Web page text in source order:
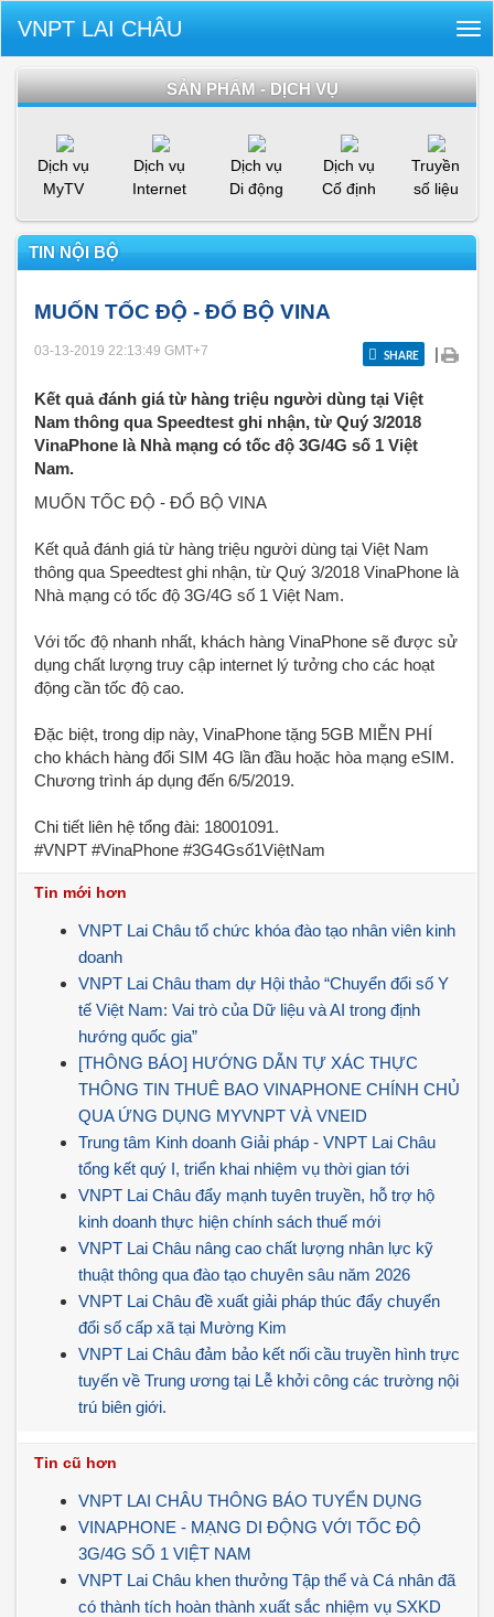
VNPT LAI CHÂU
SẢN PHẨM - DỊCH VỤ
Dịch vụ
MyTV
Dịch vụ
Internet
Dịch vụ
Di động
Dịch vụ
Cố định
Truyền
số liệu
TIN NỘI BỘ
MUỐN TỐC ĐỘ - ĐỔ BỘ VINA
03-13-2019 22:13:49 GMT+7 SHARE |
Kết quả đánh giá từ hàng triệu người dùng tại Việt
Nam thông qua Speedtest ghi nhận, từ Quý 3/2018
VinaPhone là Nhà mạng có tốc độ 3G/4G số 1 Việt
Nam.
MUỐN TỐC ĐỘ - ĐỔ BỘ VINA
Kết quả đánh giá từ hàng triệu người dùng tại Việt Nam
thông qua Speedtest ghi nhận, từ Quý 3/2018 VinaPhone là
Nhà mạng có tốc độ 3G/4G số 1 Việt Nam.
Với tốc độ nhanh nhất, khách hàng VinaPhone sẽ được sử
dụng chất lượng truy cập internet lý tưởng cho các hoạt
động cần tốc độ cao.
Đặc biệt, trong dịp này, VinaPhone tặng 5GB MIỄN PHÍ
cho khách hàng đổi SIM 4G lần đầu hoặc hòa mạng eSIM.
Chương trình áp dụng đến 6/5/2019.
Chi tiết liên hệ tổng đài: 18001091.
#VNPT #VinaPhone #3G4Gsố1ViệtNam
Tin mới hơn
VNPT Lai Châu tổ chức khóa đào tạo nhân viên kinh
doanh
VNPT Lai Châu tham dự Hội thảo “Chuyển đổi số Y
tế Việt Nam: Vai trò của Dữ liệu và AI trong định
hướng quốc gia”
[THÔNG BÁO] HƯỚNG DẪN TỰ XÁC THỰC
THÔNG TIN THUÊ BAO VINAPHONE CHÍNH CHỦ
QUA ỨNG DỤNG MYVNPT VÀ VNEID
Trung tâm Kinh doanh Giải pháp - VNPT Lai Châu
tổng kết quý I, triển khai nhiệm vụ thời gian tới
VNPT Lai Châu đẩy mạnh tuyên truyền, hỗ trợ hộ
kinh doanh thực hiện chính sách thuế mới
VNPT Lai Châu nâng cao chất lượng nhân lực kỹ
thuật thông qua đào tạo chuyên sâu năm 2026
VNPT Lai Châu đề xuất giải pháp thúc đẩy chuyển
đổi số cấp xã tại Mường Kim
VNPT Lai Châu đảm bảo kết nối cầu truyền hình trực
tuyến về Trung ương tại Lễ khởi công các trường nội
trú biên giới.
Tin cũ hơn
VNPT LAI CHÂU THÔNG BÁO TUYỂN DỤNG
VINAPHONE - MẠNG DI ĐỘNG VỚI TỐC ĐỘ
3G/4G SỐ 1 VIỆT NAM
VNPT Lai Châu khen thưởng Tập thể và Cá nhân đã
có thành tích hoàn thành xuất sắc nhiệm vụ SXKD